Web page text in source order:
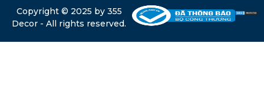
Copyright © 2025 by 355
Decor - All rights reserved.